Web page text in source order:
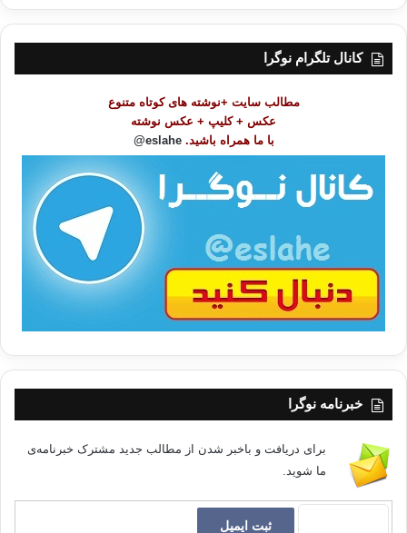
ر
کانال تلگرام نوگرا
مطالب سایت +نوشته های کوتاه متنوع
عکس + کلیپ + عکس نوشته
با ما همراه باشید. eslahe@
خبرنامه نوگرا
برای دریافت و باخبر شدن از مطالب جدید مشترک خبرنامه‌ی
ما شوید.